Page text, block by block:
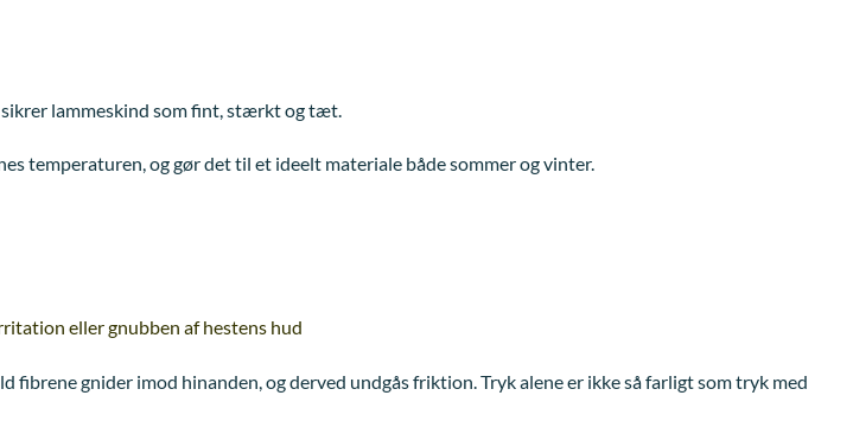
lammeskind som fint, stærkt og tæt.
temperaturen, og gør det til et ideelt materiale både sommer og vinter.
eller gnubben af hestens hud
gnider imod hinanden, og derved undgås friktion. Tryk alene er ikke så farligt som tryk med